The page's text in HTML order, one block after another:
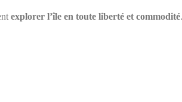
explorer l’île en toute liberté et commodité.